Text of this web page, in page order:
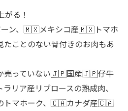
る！
ン、🇲🇽メキシコ産🇲🇽トマホ
ことのない骨付きのお肉もあ
売っていない🇯🇵国産🇯🇵仔牛
リア産リブロースの熟成肉、
マホーク、🇨🇦カナダ産🇨🇦